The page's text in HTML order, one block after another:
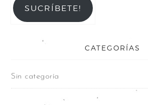
SUCRÍBETE!
CATEGORÍAS
Sin categoría